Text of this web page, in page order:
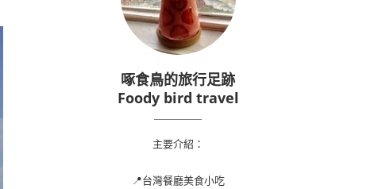
啄食鳥的旅行足跡
Foody bird travel
主要介紹：
📍台灣餐廳美食小吃